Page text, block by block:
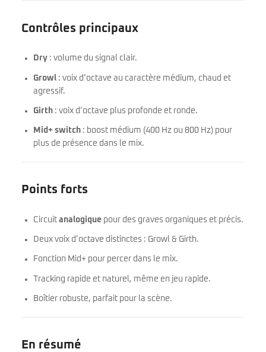
Contrôles principaux
Dry : volume du signal clair.
Growl : voix d’octave au caractère médium, chaud et
agressif.
Girth : voix d’octave plus profonde et ronde.
Mid+ switch : boost médium (400 Hz ou 800 Hz) pour
plus de présence dans le mix.
Points forts
Circuit analogique pour des graves organiques et précis.
Deux voix d’octave distinctes : Growl & Girth.
Fonction Mid+ pour percer dans le mix.
Tracking rapide et naturel, même en jeu rapide.
Boîtier robuste, parfait pour la scène.
En résumé